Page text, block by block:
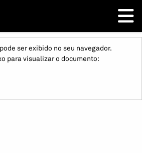
ser exibido no seu navegador.
para visualizar o documento: